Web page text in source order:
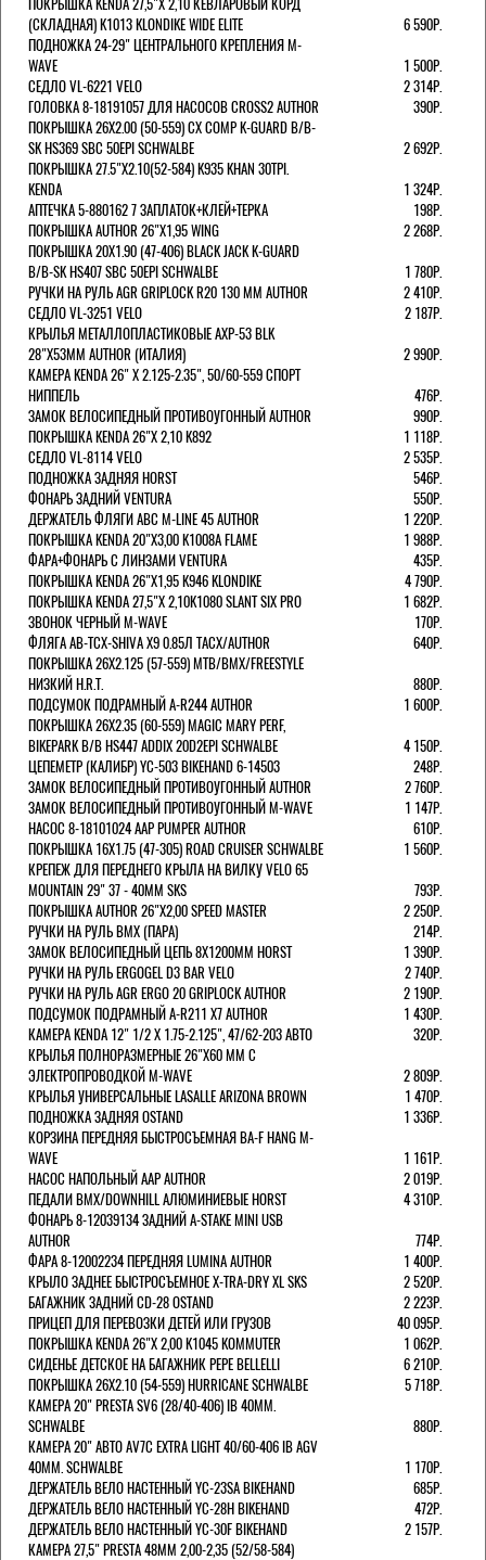
(СКЛАДНАЯ) K1013 KLONDIKE WIDE ELITE
6 590Р.
ПОДНОЖКА 24-29" ЦЕНТРАЛЬНОГО КРЕПЛЕНИЯ M-
WAVE
1 500Р.
СЕДЛО VL-6221 VELO
2 314Р.
ГОЛОВКА 8-18191057 ДЛЯ НАСОСОВ CROSS2 AUTHOR
390Р.
ПОКРЫШКА 26X2.00 (50-559) CX COMP K-GUARD B/B-
SK HS369 SBC 50EPI SCHWALBE
2 692Р.
ПОКРЫШКА 27.5"Х2.10(52-584) K935 KHAN 30TPI.
KENDA
1 324Р.
АПТЕЧКА 5-880162 7 ЗАПЛАТОК+КЛЕЙ+ТЕРКА
198Р.
ПОКРЫШКА AUTHOR 26"Х1,95 WING
2 268Р.
ПОКРЫШКА 20X1.90 (47-406) BLACK JACK K-GUARD
B/B-SK HS407 SBC 50EPI SCHWALBE
1 780Р.
РУЧКИ НА РУЛЬ AGR GRIPLOCK R20 130 ММ AUTHOR
2 410Р.
СЕДЛО VL-3251 VELO
2 187Р.
КРЫЛЬЯ МЕТАЛЛОПЛАСТИКОВЫЕ AXP-53 BLK
28"Х53ММ AUTHOR (ИТАЛИЯ)
2 990Р.
КАМЕРА KENDA 26" Х 2.125-2.35", 50/60-559 СПОРТ
НИППЕЛЬ
476Р.
ЗАМОК ВЕЛОСИПЕДНЫЙ ПРОТИВОУГОННЫЙ AUTHOR
990Р.
ПОКРЫШКА KENDA 26"Х 2,10 K892
1 118Р.
СЕДЛО VL-8114 VELO
2 535Р.
ПОДНОЖКА ЗАДНЯЯ HORST
546Р.
ФОНАРЬ ЗАДНИЙ VENTURA
550Р.
ДЕРЖАТЕЛЬ ФЛЯГИ АВС M-LINE 45 AUTHOR
1 220Р.
ПОКРЫШКА KENDA 20"Х3,00 K1008A FLAME
1 988Р.
ФАРА+ФОНАРЬ С ЛИНЗАМИ VENTURA
435Р.
ПОКРЫШКА KENDA 26"Х1,95 K946 KLONDIKE
4 790Р.
ПОКРЫШКА KENDA 27,5"Х 2,10K1080 SLANT SIX PRO
1 682Р.
ЗВОНОК ЧЕРНЫЙ M-WAVE
170Р.
ФЛЯГА AB-TCX-SHIVA X9 0.85Л TACX/AUTHOR
640Р.
ПОКРЫШКА 26X2.125 (57-559) MTB/BMX/FREESTYLE
НИЗКИЙ H.R.T.
880Р.
ПОДСУМОК ПОДРАМНЫЙ A-R244 AUTHOR
1 600Р.
ПОКРЫШКА 26X2.35 (60-559) MAGIC MARY PERF,
BIKEPARK B/B HS447 ADDIX 20D2EPI SCHWALBE
4 150Р.
ЦЕПЕМЕТР (КАЛИБР) YC-503 BIKEHAND 6-14503
248Р.
ЗАМОК ВЕЛОСИПЕДНЫЙ ПРОТИВОУГОННЫЙ AUTHOR
2 760Р.
ЗАМОК ВЕЛОСИПЕДНЫЙ ПРОТИВОУГОННЫЙ M-WAVE
1 147Р.
НАСОС 8-18101024 AAP PUMPER AUTHOR
610Р.
ПОКРЫШКА 16X1.75 (47-305) ROAD CRUISER SCHWALBE
1 560Р.
КРЕПЕЖ ДЛЯ ПЕРЕДНЕГО КРЫЛА НА ВИЛКУ VELO 65
MOUNTAIN 29" 37 - 40ММ SKS
793Р.
ПОКРЫШКА AUTHOR 26"Х2,00 SPEED MASTER
2 250Р.
РУЧКИ НА РУЛЬ BMX (ПАРА)
214Р.
ЗАМОК ВЕЛОCИПЕДНЫЙ ЦЕПЬ 8Х1200ММ HORST
1 390Р.
РУЧКИ НА РУЛЬ ERGOGEL D3 BAR VELO
2 740Р.
РУЧКИ НА РУЛЬ AGR ERGO 20 GRIPLOCK AUTHOR
2 190Р.
ПОДСУМОК ПОДРАМНЫЙ A-R211 X7 AUTHOR
1 430Р.
КАМЕРА KENDA 12" 1/2 Х 1.75-2.125", 47/62-203 АВТО
320Р.
КРЫЛЬЯ ПОЛНОРАЗМЕРНЫЕ 26"Х60 ММ С
ЭЛЕКТРОПРОВОДКОЙ M-WAVE
2 809Р.
КРЫЛЬЯ УНИВЕРСАЛЬНЫЕ LASALLE ARIZONA BROWN
1 470Р.
ПОДНОЖКА ЗАДНЯЯ OSTAND
1 336Р.
КОРЗИНА ПЕРЕДНЯЯ БЫСТРОСЪЕМНАЯ BA-F HANG M-
WAVE
1 161Р.
НАСОС НАПОЛЬНЫЙ AAP AUTHOR
2 019Р.
ПЕДАЛИ BMX/DOWNHILL АЛЮМИНИЕВЫЕ HORST
4 310Р.
ФОНАРЬ 8-12039134 ЗАДНИЙ A-STAKE MINI USB
AUTHOR
774Р.
ФАРА 8-12002234 ПЕРЕДНЯЯ LUMINA AUTHOR
1 400Р.
КРЫЛО ЗАДНЕЕ БЫСТРОСЪЕМНОЕ X-TRA-DRY XL SKS
2 520Р.
БАГАЖНИК ЗАДНИЙ CD-28 OSTAND
2 223Р.
ПРИЦЕП ДЛЯ ПЕРЕВОЗКИ ДЕТЕЙ ИЛИ ГРУЗОВ
40 095Р.
ПОКРЫШКА KENDA 26"Х 2,00 K1045 KOMMUTER
1 062Р.
СИДЕНЬЕ ДЕТСКОЕ НА БАГАЖНИК PEPE BELLELLI
6 210Р.
ПОКРЫШКА 26X2.10 (54-559) HURRICANE SCHWALBE
5 718Р.
КАМЕРА 20" PRESTA SV6 (28/40-406) IB 40MM.
SCHWALBE
880Р.
КАМЕРА 20" АВТО AV7C EXTRA LIGHT 40/60-406 IB AGV
40MM. SCHWALBE
1 170Р.
ДЕРЖАТЕЛЬ ВЕЛО НАСТЕННЫЙ YC-23SA BIKEHAND
685Р.
ДЕРЖАТЕЛЬ ВЕЛО НАСТЕННЫЙ YC-28H BIKEHAND
472Р.
ДЕРЖАТЕЛЬ ВЕЛО НАСТЕННЫЙ YC-30F BIKEHAND
2 157Р.
КАМЕРА 27,5" PRESTA 48ММ 2,00-2,35 (52/58-584)